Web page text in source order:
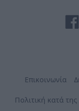
Επικοινωνία
Πολιτική κατά